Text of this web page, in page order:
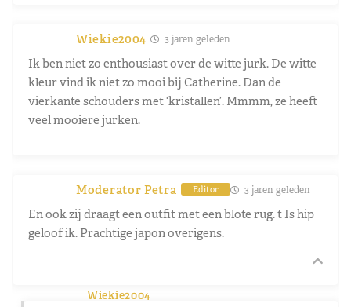
Wiekie2004 3 jaren geleden
Ik ben niet zo enthousiast over de witte jurk. De witte
kleur vind ik niet zo mooi bij Catherine. Dan de
vierkante schouders met ‘kristallen’. Mmmm, ze heeft
veel mooiere jurken.
Moderator Petra Editor 3 jaren geleden
En ook zij draagt een outfit met een blote rug. t Is hip
geloof ik. Prachtige japon overigens.
Wiekie2004